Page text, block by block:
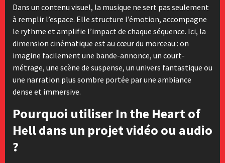
Dans un contenu visuel, la musique ne sert pas seulement
à remplir l’espace. Elle structure l’émotion, accompagne
le rythme et amplifie l’impact de chaque séquence. Ici, la
dimension cinématique est au cœur du morceau : on
imagine facilement une bande-annonce, un court-
métrage, une scène de suspense, un univers fantastique ou
une narration plus sombre portée par une ambiance
dense et immersive.
Pourquoi utiliser In the Heart of
Hell dans un projet vidéo ou audio
?